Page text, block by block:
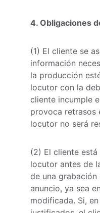
4. Obligaciones
(1) El cliente se
información
la producción
locutor con la
cliente incumple
provoca retrasos
locutor no será
(2) El cliente
locutor antes de
de una
anuncio, ya sea
modificada. Si,